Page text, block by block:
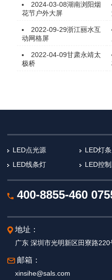
2024-03-08湖南浏阳烟
花节户外大屏
2022-09-29浙江丽水互
动网格屏
2022-04-09甘肃永靖太
极桥
LED点光源 LED灯
LED线条灯
LED控
400-8855-460
地址：
广东 深圳市光明新区田寮路220
邮箱：
xinsihe@sals.com